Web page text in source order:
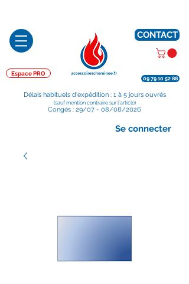
Espace PRO
CONTACT
09 79 10 52 88
Délais habituels d'expédition : 1 à 5 jours ouvrés
(sauf mention contraire sur l'article)
Congés : 29/07 - 08/08/2026
Se connecter